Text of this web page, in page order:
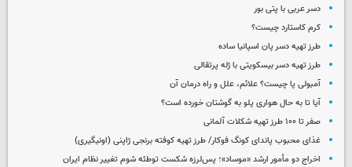
دسر عربی با پتی بور
کرم کاستارد چیست؟
طرز تهیه دسر پان اسپانیا ساده
طرز تهیه دسر بیسکویتی با ژله پرتقالی
آمبولی پا چیست؟ علائم، علل و راه درمان آن
آیا تا به حال هواری پلو به گوشتان خورده است؟
صفر تا ۱۰۰ طرز تهیه شکلات آلمانی
غذای محبوب پاندای کونگ فوکار/ طرز تهیه کوفته برنجی ژاپنی (اونیگیری)
اخراج دو مأمور ارشد «موساد»؛ پس‌لرزه شکست توطئه شوم تغییر نظام ایران